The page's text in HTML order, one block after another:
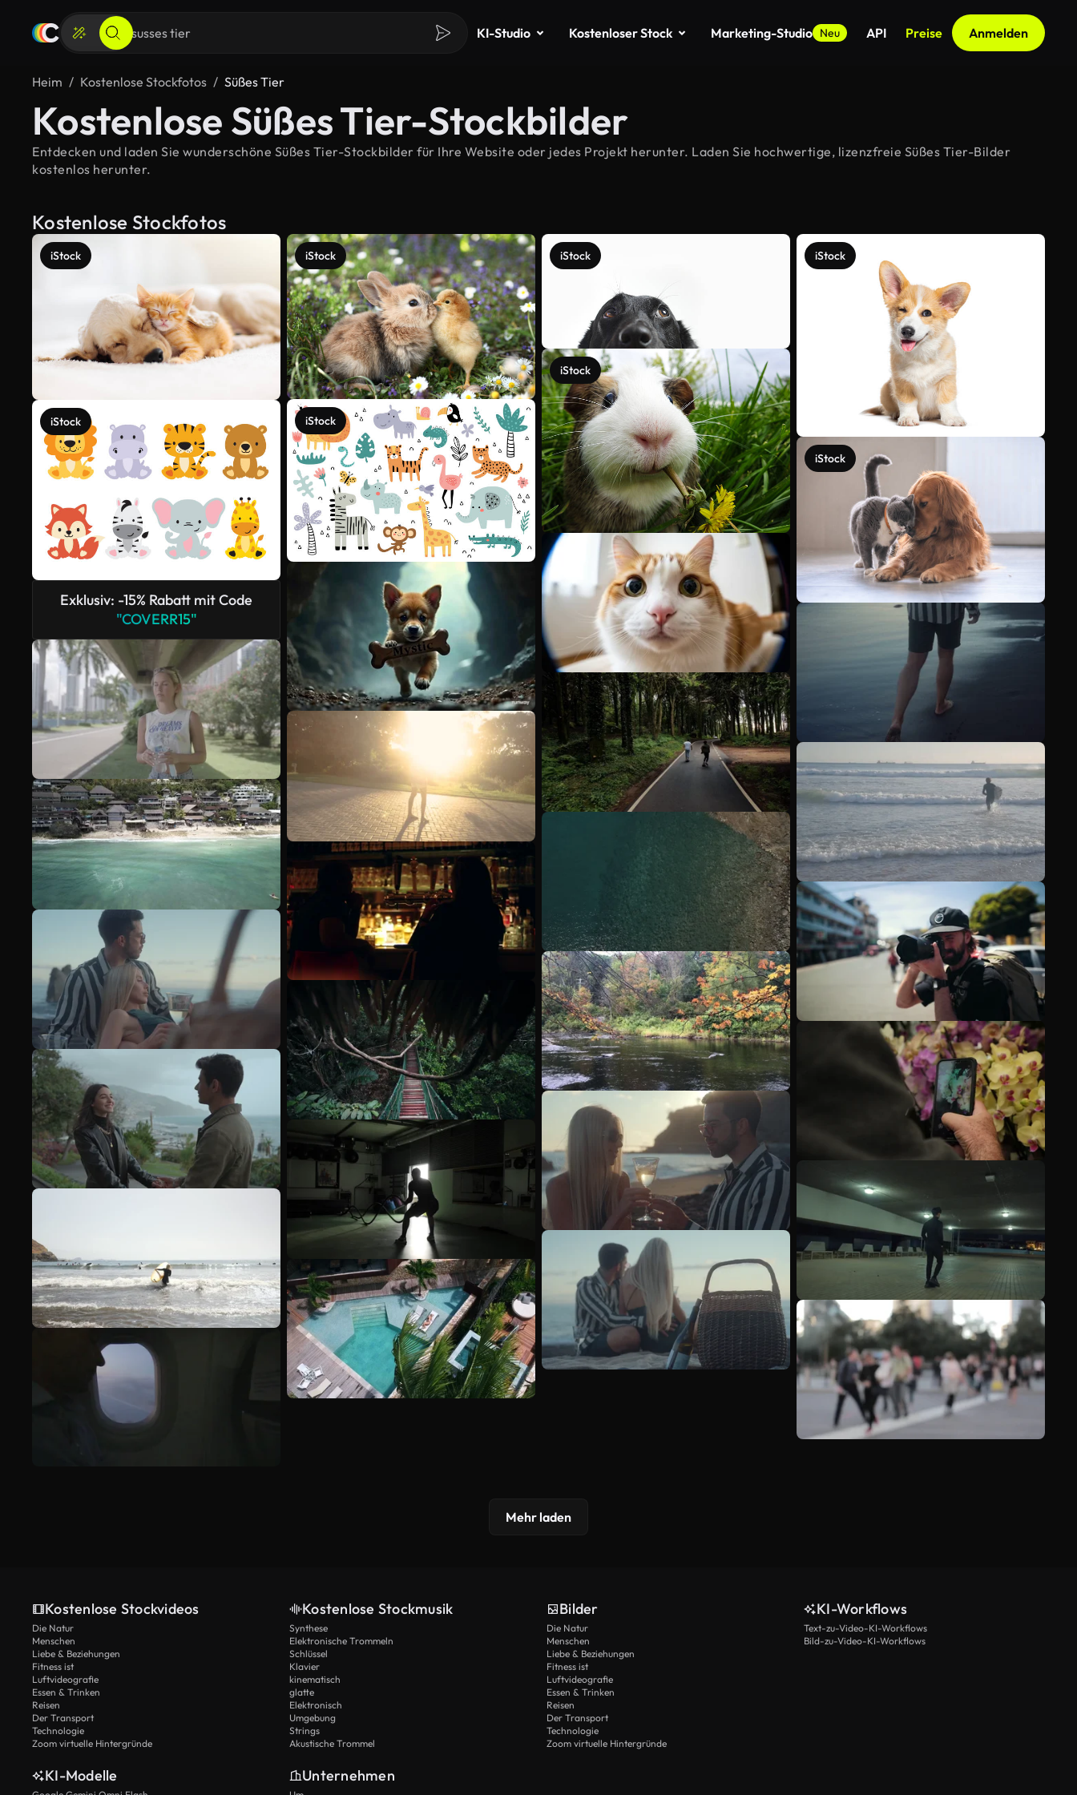
KI-Studio Kostenloser Stock Marketing-Studio Neu API Preise Anmelden
Heim Kostenlose Stockfotos Süßes Tier
Kostenlose Süßes Tier-Stockbilder
Entdecken und laden Sie wunderschöne Süßes Tier-Stockbilder für Ihre Website oder jedes Projekt herunter. Laden Sie hochwertige, lizenzfreie Süßes Tier-Bilder
kostenlos herunter.
Kostenlose Stockfotos
iStock
iStock
Exklusiv: -15% Rabatt mit Code
"COVERR15"
iStock
iStock
iStock
iStock
iStock
iStock
Mehr anzeigen
Mehr laden
Kostenlose Stockvideos
Die Natur
Menschen
Liebe & Beziehungen
Fitness ist
Luftvideografie
Essen & Trinken
Reisen
Der Transport
Technologie
Zoom virtuelle Hintergründe
Kostenlose Stockmusik
Synthese
Elektronische Trommeln
Schlüssel
Klavier
kinematisch
glatte
Elektronisch
Umgebung
Strings
Akustische Trommel
Bilder
Die Natur
Menschen
Liebe & Beziehungen
Fitness ist
Luftvideografie
Essen & Trinken
Reisen
Der Transport
Technologie
Zoom virtuelle Hintergründe
KI-Workflows
Text-zu-Video-KI-Workflows
Bild-zu-Video-KI-Workflows
KI-Modelle Unternehmen